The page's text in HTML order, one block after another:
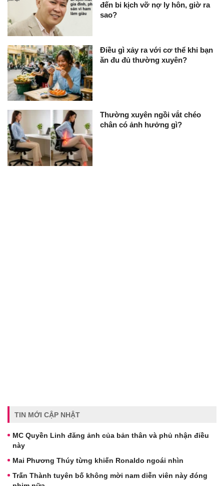
đến bi kịch vỡ nợ ly hôn, giờ ra
sao?
Điều gì xảy ra với cơ thể khi bạn
ăn đu đủ thường xuyên?
Thường xuyên ngồi vắt chéo
chân có ảnh hưởng gì?
TIN MỚI CẬP NHẬT
MC Quyền Linh đăng ảnh của bản thân và phủ nhận điều
này
Mai Phương Thúy từng khiến Ronaldo ngoái nhìn
Trấn Thành tuyên bố không mời nam diễn viên này đóng